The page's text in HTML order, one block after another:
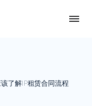
了解IP租赁合同流程